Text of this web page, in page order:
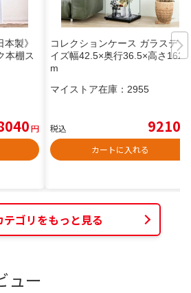
製》
本棚ス
円
コレクションケース ガラスデ サ
イズ幅42.5×奥行36.5×高さ162c
m
マイストア在庫： 2955
税込 9210
カートに入れる
テゴリをもっと見る
ュー